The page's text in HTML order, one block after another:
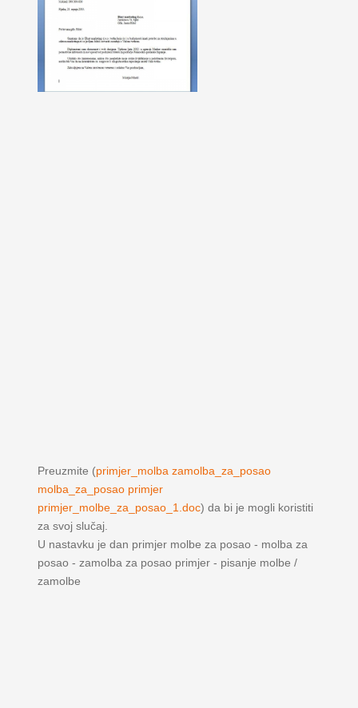
Preuzmite (primjer_molba zamolba_za_posao
molba_za_posao primjer
primjer_molbe_za_posao_1.doc) da bi je mogli koristiti
za svoj slučaj.
U nastavku je dan primjer molbe za posao - molba za
posao - zamolba za posao primjer - pisanje molbe /
zamolbe